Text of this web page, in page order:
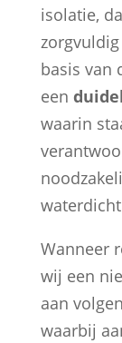
isolatie,
basis van
een
waarin
Wanneer
wij een
aan
waarbij